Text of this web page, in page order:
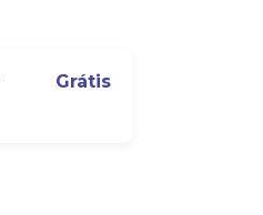
Grátis